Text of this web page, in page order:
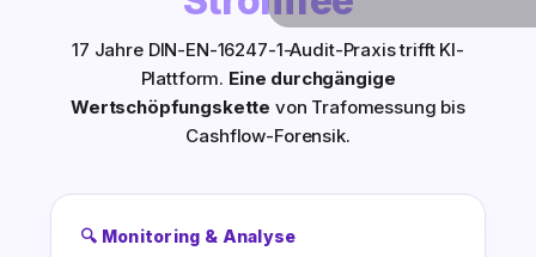
17 Jahre DIN-EN-16247-1-Audit-Praxis trifft KI-
Plattform. Eine durchgängige
Wertschöpfungskette von Trafomessung bis
Cashflow-Forensik.
🔍 Monitoring & Analyse